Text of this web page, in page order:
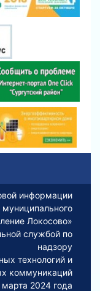
информации
Локосово»
службой по
надзору
технологий и
коммуникаций
марта 2024 года